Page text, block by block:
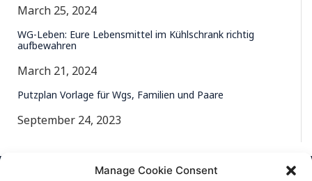
Manage Cookie Consent
March 25, 2024
WG-Leben: Eure Lebensmittel im Kühlschrank richtig
aufbewahren
March 21, 2024
Putzplan Vorlage für Wgs, Familien und Paare
September 24, 2023